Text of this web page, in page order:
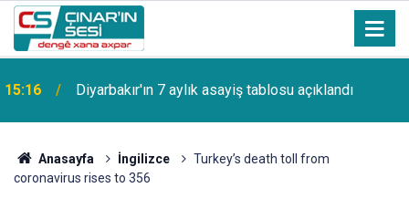
15:16 Diyarbakır'ın 7 aylık asayiş tablosu açıklandı
Anasayfa İngilizce
Turkey’s death toll from
coronavirus rises to 356